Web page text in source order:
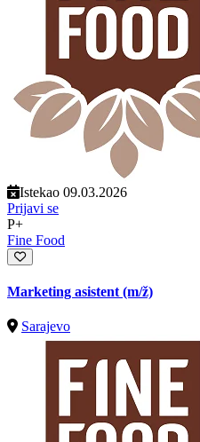
Istekao 09.03.2026
Prijavi se
P+
Fine Food
Marketing asistent (m/ž)
Sarajevo